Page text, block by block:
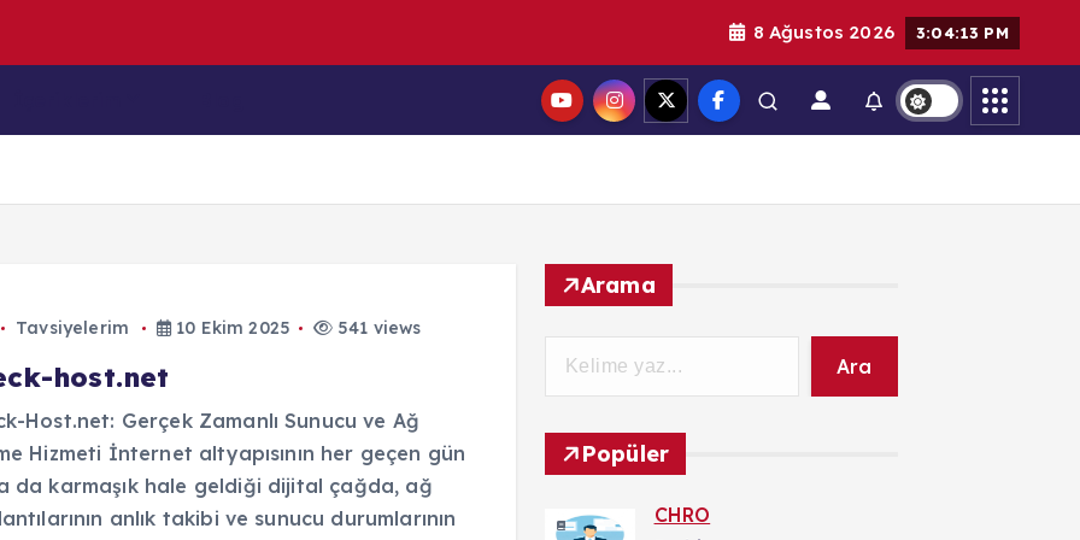
8 Ağustos 2026 15:04:14
Tavsiyelerim 10 Ekim 2025 541 views
host.net
Host.net: Gerçek Zamanlı Sunucu ve Ağ
Hizmeti İnternet altyapısının her geçen gün
da karmaşık hale geldiği dijital çağda, ağ
anlık takibi ve sunucu durumlarının
Arama
Ara
Popüler
CHRO